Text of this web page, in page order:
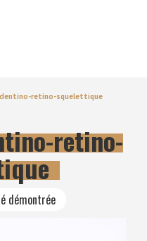
RACE
retino-squelettique
retino-
démontrée